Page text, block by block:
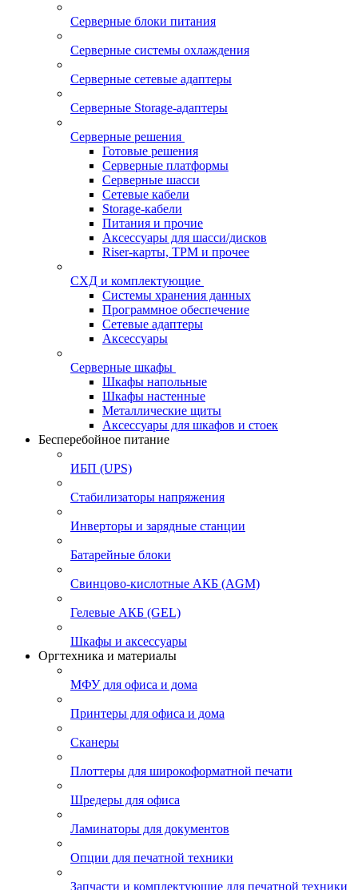
Серверные блоки питания
Серверные системы охлаждения
Серверные сетевые адаптеры
Серверные Storage-адаптеры
Серверные решения
Готовые решения
Серверные платформы
Серверные шасси
Сетевые кабели
Storage-кабели
Питания и прочие
Аксессуары для шасси/дисков
Riser-карты, TPM и прочее
СХД и комплектующие
Системы хранения данных
Программное обеспечение
Сетевые адаптеры
Аксессуары
Серверные шкафы
Шкафы напольные
Шкафы настенные
Металлические щиты
Аксессуары для шкафов и стоек
Бесперебойное питание
ИБП (UPS)
Стабилизаторы напряжения
Инверторы и зарядные станции
Батарейные блоки
Свинцово-кислотные АКБ (AGM)
Гелевые АКБ (GEL)
Шкафы и аксессуары
Оргтехника и материалы
МФУ для офиса и дома
Принтеры для офиса и дома
Сканеры
Плоттеры для широкоформатной печати
Шредеры для офиса
Ламинаторы для документов
Опции для печатной техники
Запчасти и комплектующие для печатной техники